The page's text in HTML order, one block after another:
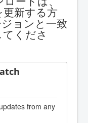
新する方
ョンと一致
くださ
from any